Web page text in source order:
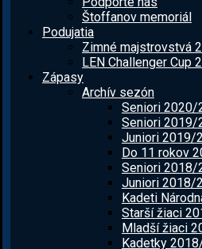
Štoffanov memoriál
Podujatia
Zimné majstrovstvá
LEN Challenger Cup
Zápasy
Archív sezón
Seniori 2020/
Seniori 2019/
Juniori 2019/
Do 11 rokov
Seniori 2018/
Juniori 2018/
Kadeti
Starší žiaci
Mladší žiaci
Kadetky